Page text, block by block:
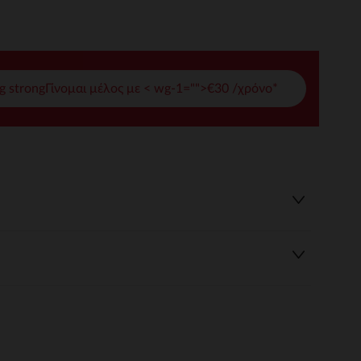
να διαχειριστείτε τις ρυθμίσεις απορρήτου,
strongΓίνομαι μέλος με < wg-1="">€30 /χρόνο*